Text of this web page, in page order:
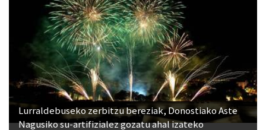
Lurraldebuseko zerbitzu bereziak, Donostiako Aste
Nagusiko su-artifizialez gozatu ahal izateko